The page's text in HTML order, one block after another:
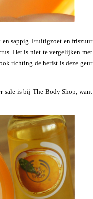
sappig. Fruitigzoet en friszuur
Het is niet te vergelijken met
richting de herfst is deze geur
sale is bij The Body Shop, want